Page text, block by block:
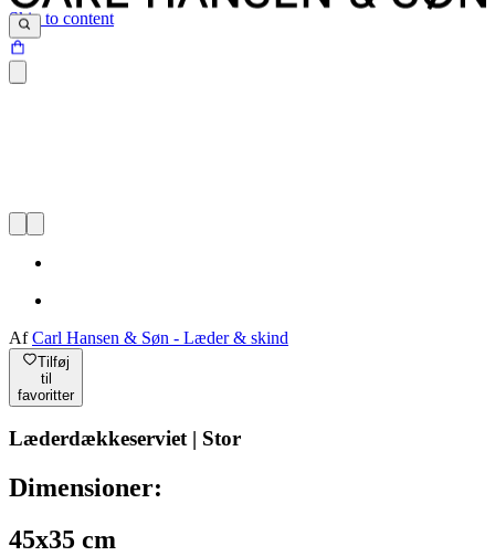
Skip to content
AfCarl Hansen & Søn - Læder & skind
Tilføj
til
favoritter
Læderdækkeserviet | Stor
Dimensioner:
45x35 cm